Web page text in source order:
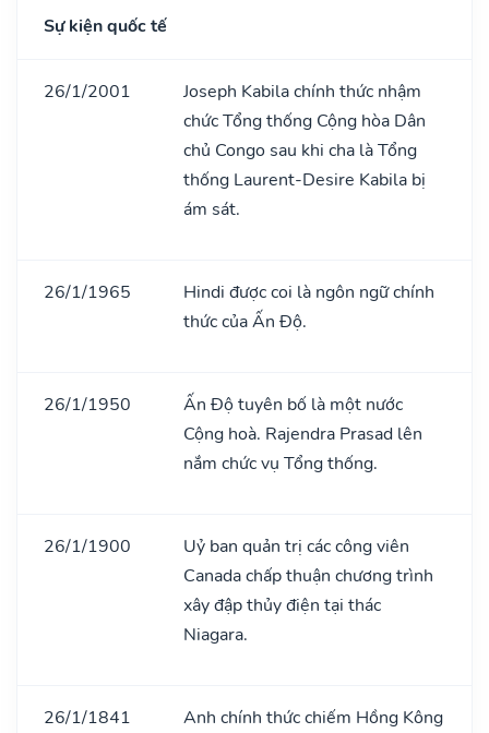
Sự kiện quốc tế
26/1/2001
Joseph Kabila chính thức nhậm
chức Tổng thống Cộng hòa Dân
chủ Congo sau khi cha là Tổng
thống Laurent-Desire Kabila bị
ám sát.
26/1/1965
Hindi được coi là ngôn ngữ chính
thức của Ấn Độ.
26/1/1950
Ấn Độ tuyên bố là một nước
Cộng hoà. Rajendra Prasad lên
nắm chức vụ Tổng thống.
26/1/1900
Uỷ ban quản trị các công viên
Canada chấp thuận chương trình
xây đập thủy điện tại thác
Niagara.
26/1/1841
Anh chính thức chiếm Hồng Kông